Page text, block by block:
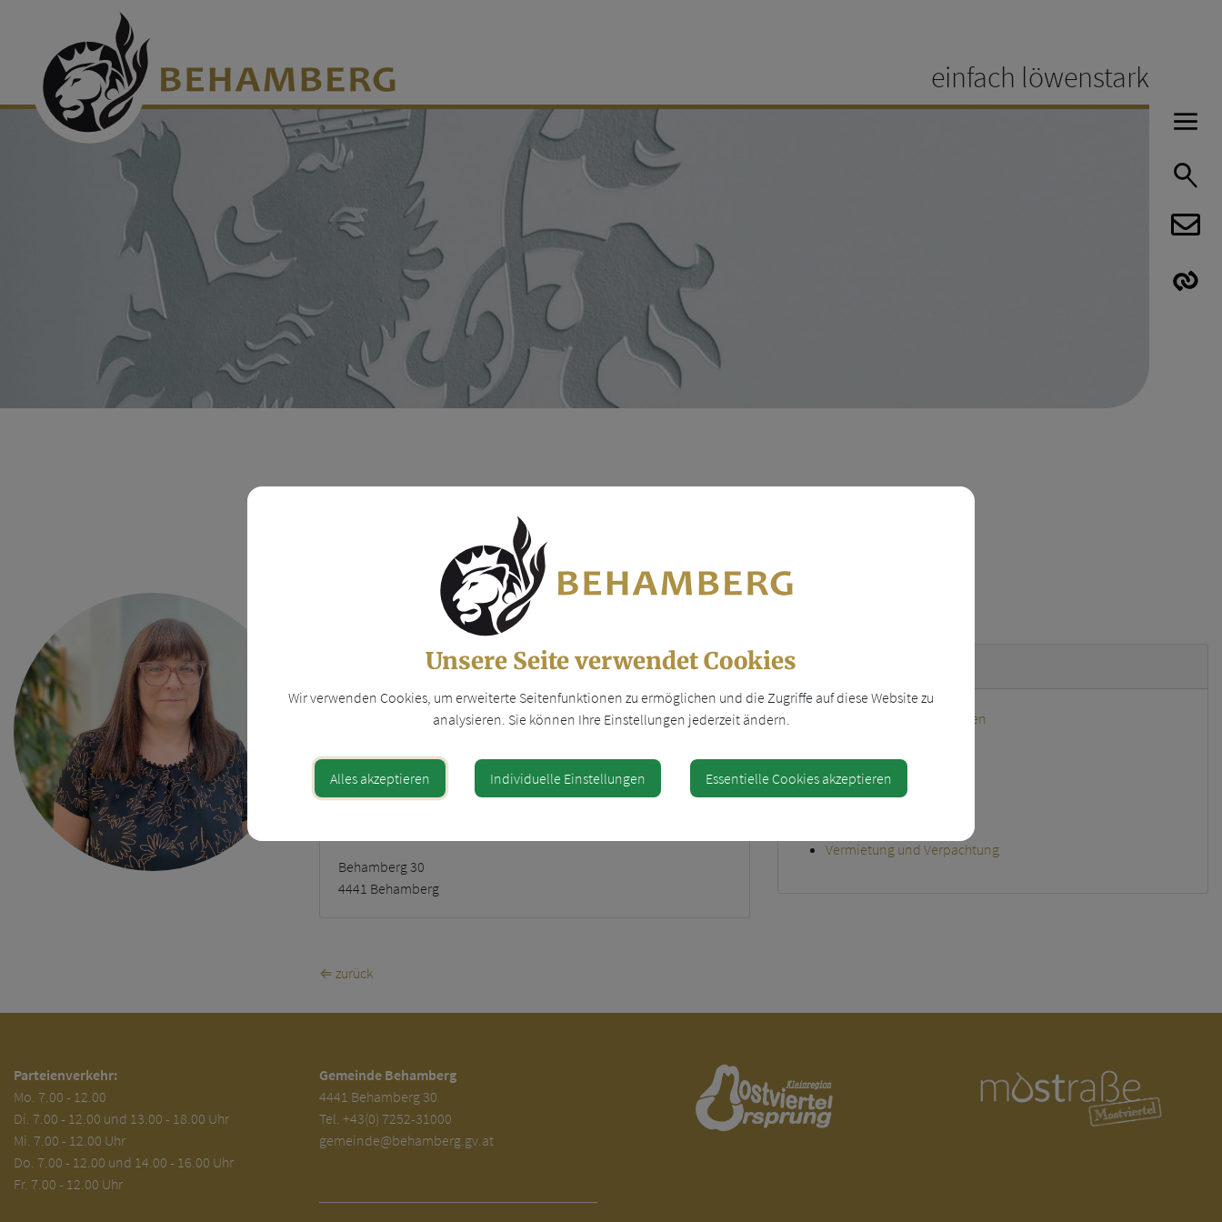
einfach löwenstark
SONJA KIRISITS
07252/31000-13
Behamberg 30
4441 Behamberg
Abgaben und Förderungen
Finanzbuchhaltung
Friedhof und Grabstellen
Vermietung und Verpachtung
⇐ zurück
Parteienverkehr:
Mo. 7.00 - 12.00
Di. 7.00 - 12.00 und 13.00 - 18.00 Uhr
Mi. 7.00 - 12.00 Uhr
Do. 7.00 - 12.00 und 14.00 - 16.00 Uhr
Fr. 7.00 - 12.00 Uhr
Gemeinde Behamberg
4441 Behamberg 30
Tel. +43(0) 7252-31000
gemeinde@behamberg.gv.at
Unsere Seite verwendet Cookies
Wir verwenden Cookies, um erweiterte Seitenfunktionen zu ermöglichen und die Zugriffe auf diese Website zu
analysieren. Sie können Ihre Einstellungen jederzeit ändern.
Alles akzeptieren Individuelle Einstellungen Essentielle Cookies akzeptieren